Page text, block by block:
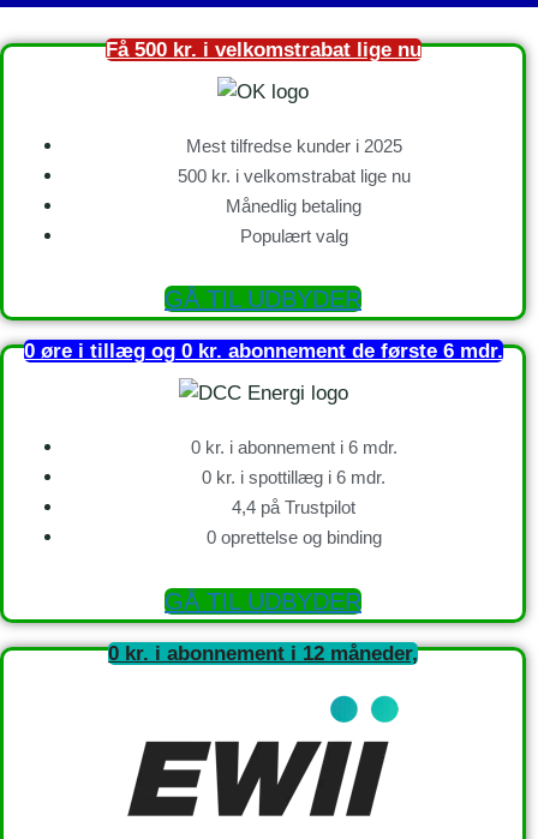
Få 500 kr. i velkomstrabat lige nu
Mest tilfredse kunder i 2025
500 kr. i velkomstrabat lige nu
Månedlig betaling
Populært valg
GÅ TIL UDBYDER
0 øre i tillæg og 0 kr. abonnement de første 6 mdr.
0 kr. i abonnement i 6 mdr.
0 kr. i spottillæg i 6 mdr.
4,4 på Trustpilot
0 oprettelse og binding
GÅ TIL UDBYDER
0 kr. i abonnement i 12 måneder,